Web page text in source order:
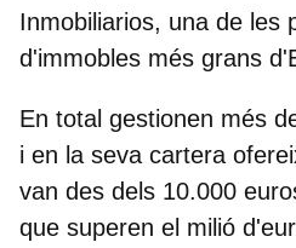
Inmobiliarios, una de les
d'immobles més grans
En total gestionen més
i en la seva cartera
van des dels 10.000
que superen el milió